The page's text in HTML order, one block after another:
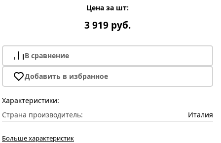
Цена за шт:
3 919 руб.
В сравнение
Добавить в избранное
Характеристики:
Страна производитель:
Италия
Больше характеристик